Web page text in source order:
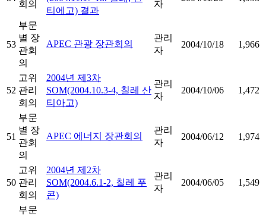
회의
티에고) 결과
자
53
부문
별 장
관회
의
APEC 관광 장관회의
관리
자
2004/10/18 1,966
52
고위
관리
회의
2004년 제3차
SOM(2004.10.3-4, 칠레 산
티아고)
관리
자
2004/10/06 1,472
51
부문
별 장
관회
의
APEC 에너지 장관회의
관리
자
2004/06/12 1,974
50
고위
관리
회의
2004년 제2차
SOM(2004.6.1-2, 칠레 푸
콘)
관리
자
2004/06/05 1,549
부문